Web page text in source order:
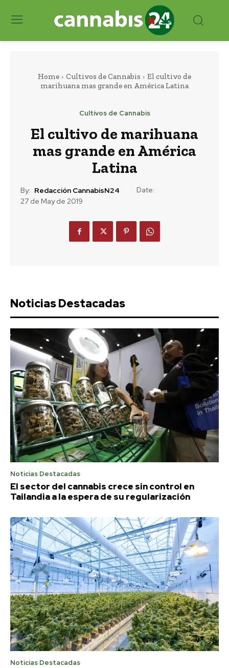
Home Cultivos de Cannabis
El cultivo de
marihuana mas grande en América Latina
Cultivos de Cannabis
El cultivo de marihuana
mas grande en América
Latina
By: Redacción CannabisN24
Date:
27 de May de 2019
Noticias Destacadas
Noticias Destacadas
El sector del cannabis crece sin control en
Tailandia a la espera de su regularización
Noticias Destacadas